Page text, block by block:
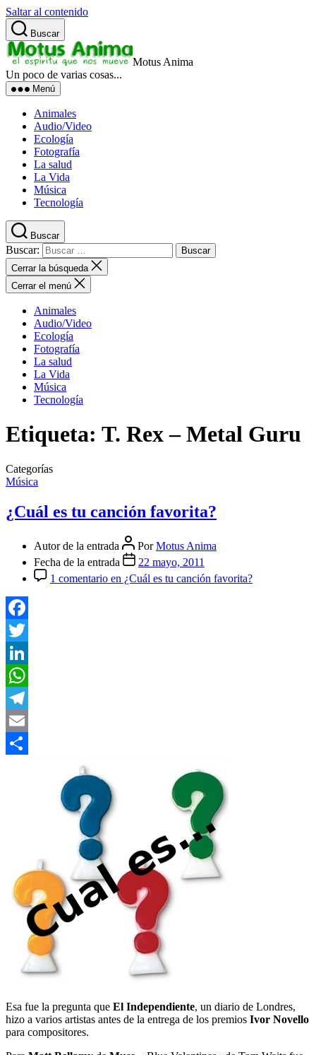
Saltar al contenido
Buscar
Motus Anima
Un poco de varias cosas...
Menú
Animales
Audio/Video
Ecología
Fotografía
La salud
La Vida
Música
Tecnología
Buscar
Buscar:
Cerrar la búsqueda
Cerrar el menú
Animales
Audio/Video
Ecología
Fotografía
La salud
La Vida
Música
Tecnología
Etiqueta: T. Rex – Metal Guru
Categorías
Música
¿Cuál es tu canción favorita?
Autor de la entrada PorMotus Anima
Fecha de la entrada
22 mayo, 2011
1 comentario en ¿Cuál es tu canción favorita?
Facebook
Twitter
LinkedIn
WhatsApp
Telegram
Email
Esa fue la pregunta que El Independiente, un diario de Londres,
hizo a varios artistas antes de la entrega de los premios Ivor Novello
para compositores.